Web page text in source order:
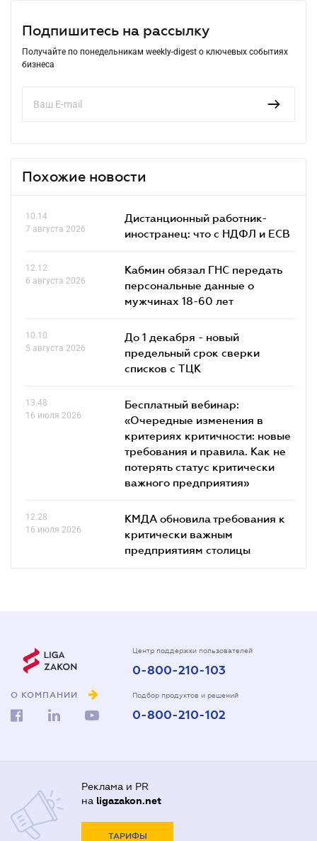
Подпишитесь на рассылку
Получайте по понедельникам weekly-digest о ключевых событиях
бизнеса
Похожие новости
10.14
7 августа 2026
Дистанционный работник-
иностранец: что с НДФЛ и ЕСВ
12.12
6 августа 2026
Кабмин обязал ГНС передать
персональные данные о
мужчинах 18-60 лет
10.10
5 августа 2026
До 1 декабря - новый
предельный срок сверки
списков c ТЦК
13.48
16 июля 2026
Бесплатный вебинар:
«Очередные изменения в
критериях критичности: новые
требования и правила. Как не
потерять статус критически
важного предприятия»
12.28
16 июля 2026
КМДА обновила требования к
критически важным
предприятиям столицы
О КОМПАНИИ
Центр поддержки пользователей
0-800-210-103
Подбор продуктов и решений
0-800-210-102
Реклама и PR
на ligazakon.net
ТАРИФЫ